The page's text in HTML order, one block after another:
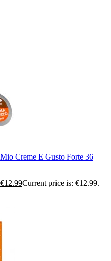
Creme E Gusto Forte 36
€12.99Current price is: €12.99.